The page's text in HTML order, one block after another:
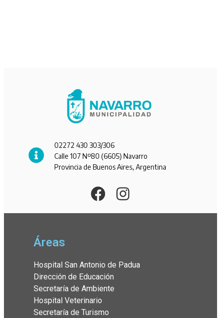
02272 430 303/306
Calle 107 Nº80 (6605) Navarro
Provincia de Buenos Aires, Argentina
Áreas
Hospital San Antonio de Padua
Dirección de Educación
Secretaría de Ambiente
Hospital Veterinario
Secretaría de Turismo